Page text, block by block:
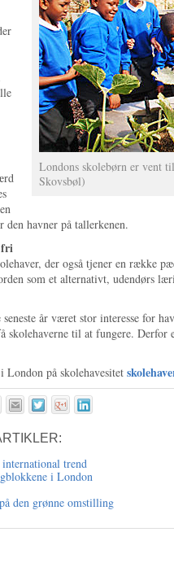
Londons skolebørn er vent
Skovsbøl)
havner på tallerkenen.
fri
der også tjener en række
som et alternativt, udendørs
år været stor interesse for
skolehaverne til at fungere.
London på skolehavesitet
trend
i London
den grønne omstilling